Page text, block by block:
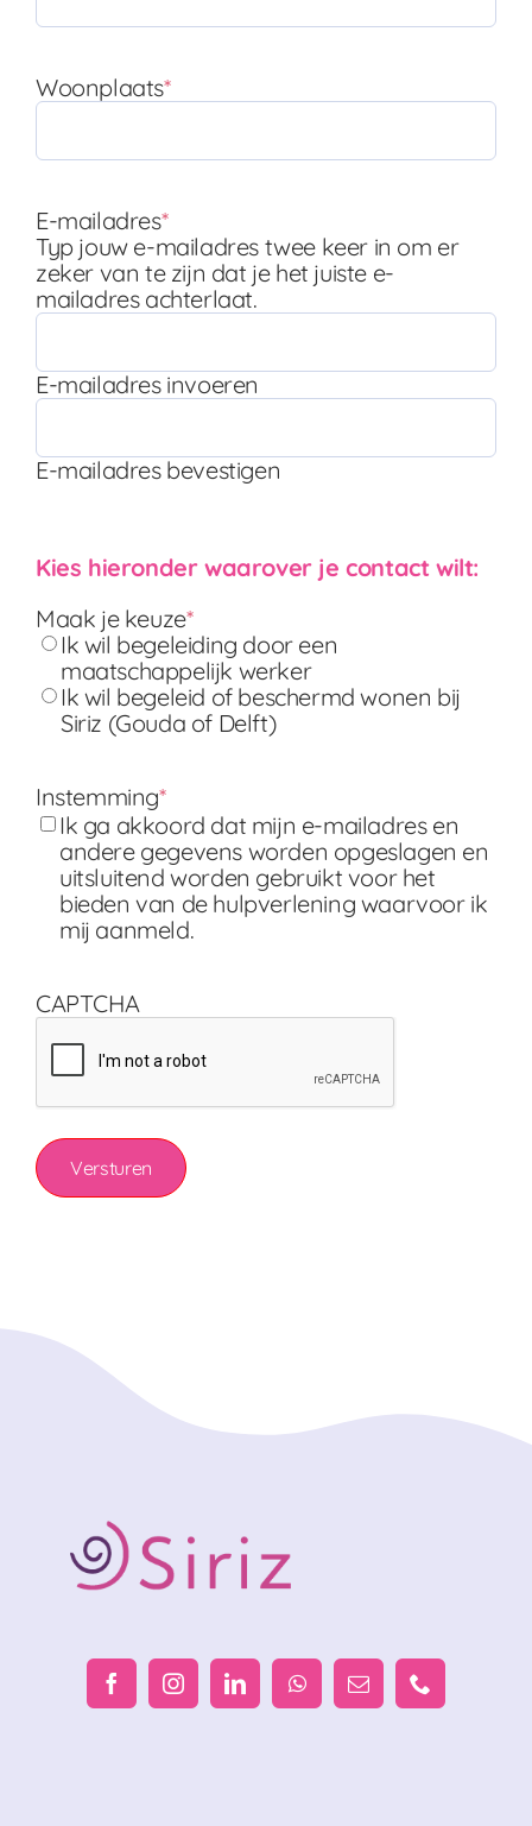
Woonplaats*
E-mailadres*
Typ jouw e-mailadres twee keer in om er
zeker van te zijn dat je het juiste e-
mailadres achterlaat.
E-mailadres invoeren
E-mailadres bevestigen
Kies hieronder waarover je contact wilt:
Maak je keuze*
Ik wil begeleiding door een
maatschappelijk werker
Ik wil begeleid of beschermd wonen bij
Siriz (Gouda of Delft)
Instemming*
Ik ga akkoord dat mijn e-mailadres en
andere gegevens worden opgeslagen en
uitsluitend worden gebruikt voor het
bieden van de hulpverlening waarvoor ik
mij aanmeld.
CAPTCHA